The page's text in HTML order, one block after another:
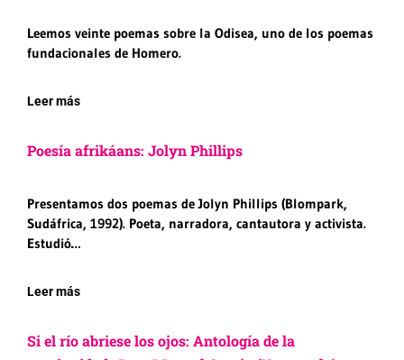
Leemos veinte poemas sobre la Odisea, uno de los poemas
fundacionales de Homero.
Leer más
Poesía afrikáans: Jolyn Phillips
Presentamos dos poemas de Jolyn Phillips (Blompark,
Sudáfrica, 1992). Poeta, narradora, cantautora y activista.
Estudió…
Leer más
Si el río abriese los ojos: Antología de la